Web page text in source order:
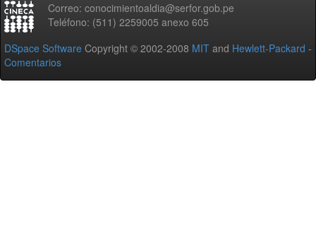
Correo: conocimientoaldia@serfor.gob.pe
Teléfono: (511) 2259005 anexo 605
DSpace Software Copyright © 2002-2008 MIT and Hewlett-Packard -
Comentarios